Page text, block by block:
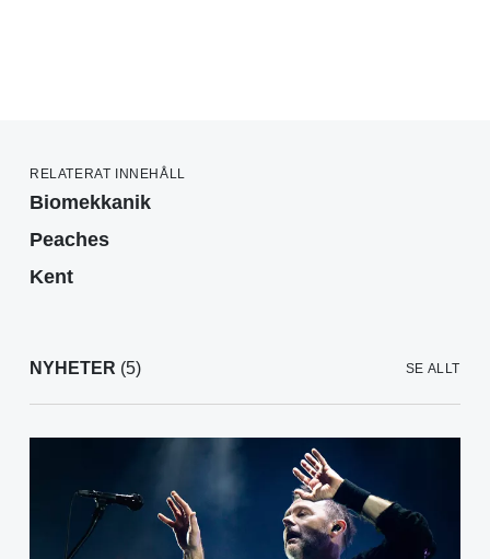
RELATERAT INNEHÅLL
Biomekkanik
Peaches
Kent
NYHETER (5) SE ALLT